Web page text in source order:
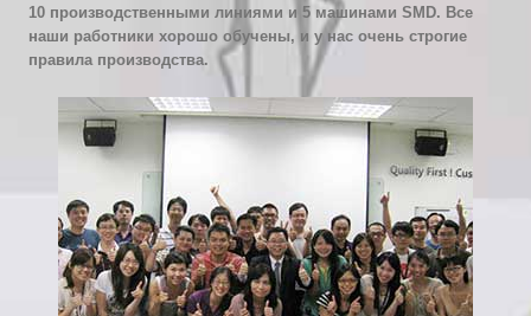
10 производственными линиями и 5 машинами SMD. Все
наши работники хорошо обучены, и у нас очень строгие
правила производства.